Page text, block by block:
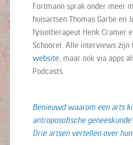
Fortmann sprak onder meer
huisartsen Thomas Garbe en
fysiotherapeut Henk Cramer
Schoorel. Alle interviews zijn
website , maar ook via apps
Podcasts.
Benieuwd waarom een arts
antroposofische
Drie artsen vertellen over hun